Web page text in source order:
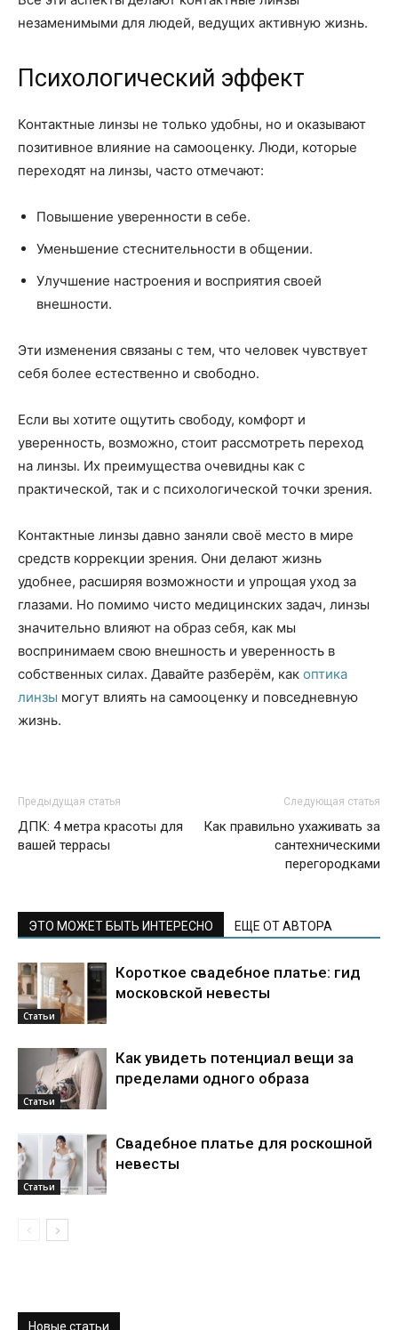
незаменимыми для людей, ведущих активную жизнь.
Психологический эффект
Контактные линзы не только удобны, но и оказывают
позитивное влияние на самооценку. Люди, которые
переходят на линзы, часто отмечают:
Повышение уверенности в себе.
Уменьшение стеснительности в общении.
Улучшение настроения и восприятия своей
внешности.
Эти изменения связаны с тем, что человек чувствует
себя более естественно и свободно.
Если вы хотите ощутить свободу, комфорт и
уверенность, возможно, стоит рассмотреть переход
на линзы. Их преимущества очевидны как с
практической, так и с психологической точки зрения.
Контактные линзы давно заняли своё место в мире
средств коррекции зрения. Они делают жизнь
удобнее, расширяя возможности и упрощая уход за
глазами. Но помимо чисто медицинских задач, линзы
значительно влияют на образ себя, как мы
воспринимаем свою внешность и уверенность в
собственных силах. Давайте разберём, как оптика
линзы могут влиять на самооценку и повседневную
жизнь.
Предыдущая статья
ДПК: 4 метра красоты для
вашей террасы
Следующая статья
Как правильно ухаживать за
сантехническими
перегородками
ЭТО МОЖЕТ БЫТЬ ИНТЕРЕСНО ЕЩЕ ОТ АВТОРА
Статьи
Короткое свадебное платье: гид
московской невесты
Статьи
Как увидеть потенциал вещи за
пределами одного образа
Статьи
Свадебное платье для роскошной
невесты
Новые статьи